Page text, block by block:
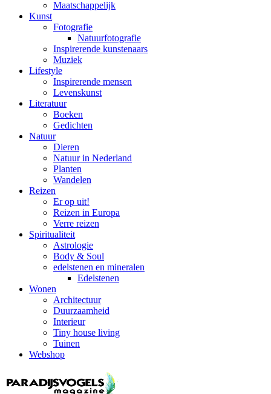
Maatschappelijk
Kunst
Fotografie
Natuurfotografie
Inspirerende kunstenaars
Muziek
Lifestyle
Inspirerende mensen
Levenskunst
Literatuur
Boeken
Gedichten
Natuur
Dieren
Natuur in Nederland
Planten
Wandelen
Reizen
Er op uit!
Reizen in Europa
Verre reizen
Spiritualiteit
Astrologie
Body & Soul
edelstenen en mineralen
Edelstenen
Wonen
Architectuur
Duurzaamheid
Interieur
Tiny house living
Tuinen
Webshop